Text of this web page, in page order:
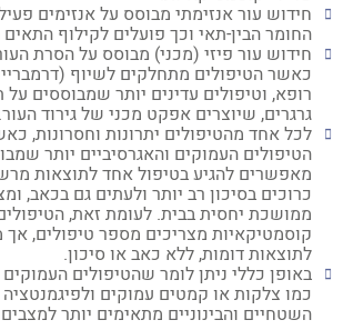
חידוש עור אנזימתי מבוסס על אנזימים
החומר הבין-תאי וכך פועלים לקילוף התאים
חידוש עור פיזי (מכני) מבוסס על הסרת
כאשר הטיפולים מתחלקים לשיוף
רופא, וטיפולים עדינים יותר שמבוססים על
גרגרים, שיוצרים אפקט מכני של גירוד העור.
לכל אחד מהטיפולים יתרונות וחסרונות, כאשר
הטיפולים העמוקים והאגרסיביים יותר
מאפשרים להגיע בטיפול אחד לתוצאות
כרוכים בסיכון רב יותר ולעתים גם בכאב,
ממושכת יחסית בבית. לעומת זאת, הטיפולים
קוסמטיקאיות מצריכים מספר טיפולים, אך
לתוצאות דומות, ללא כאב או סיכון.
באופן כללי ניתן לומר שהטיפולים העמוקים
כמו צלקות או קמטים עמוקים ולפיגמנטציה
השטחיים והבינוניים מתאימים יותר למצבים